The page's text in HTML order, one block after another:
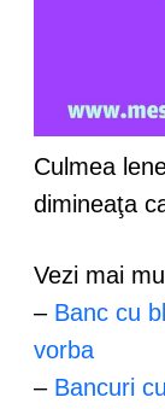
Culmea
dimineaţa
Vezi mai
– Banc cu
vorba
– Bancuri